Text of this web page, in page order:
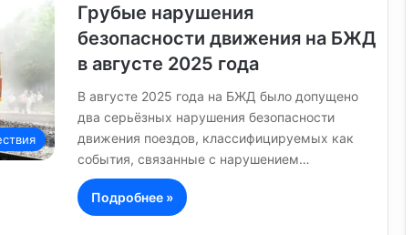
Грубые нарушения
безопасности движения на БЖД
в августе 2025 года
В августе 2025 года на БЖД было допущено
два серьёзных нарушения безопасности
движения поездов, классифицируемых как
события, связанные с нарушением…
Подробнее »